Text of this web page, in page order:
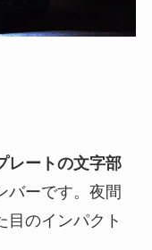
レートの文字部
バーです。夜間
目のインパクト